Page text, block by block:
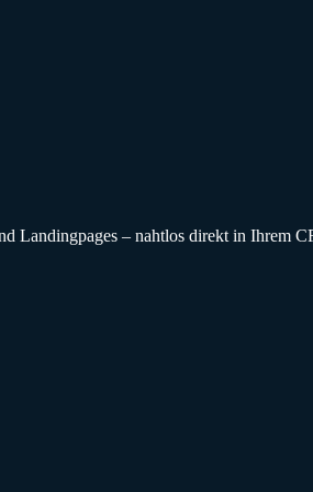
Landingpages – nahtlos direkt in Ihrem